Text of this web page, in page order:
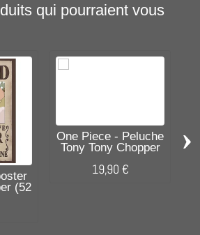
qui pourraient vous
(52
One Piece - Peluche
Tony Tony Chopper
x...
19,90 €
›